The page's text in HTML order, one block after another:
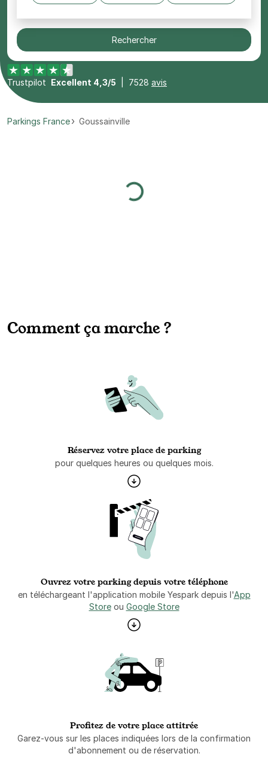
Rechercher
Trustpilot Excellent 4,3/5 7528 avis
Parkings France Goussainville
Comment ça marche ?
Réservez votre place de parking
pour quelques heures ou quelques mois.
Ouvrez votre parking depuis votre téléphone
en téléchargeant l'application mobile Yespark depuis l'App
Storeou Google Store
Profitez de votre place attitrée
Garez-vous sur les places indiquées lors de la confirmation
d'abonnement ou de réservation.